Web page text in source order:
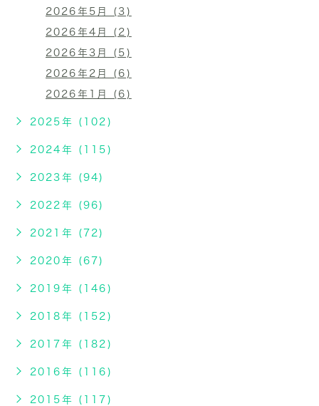
2026年5月 (3)
2026年4月 (2)
2026年3月 (5)
2026年2月 (6)
2026年1月 (6)
2025年 (102)
2024年 (115)
2023年 (94)
2022年 (96)
2021年 (72)
2020年 (67)
2019年 (146)
2018年 (152)
2017年 (182)
2016年 (116)
2015年 (117)